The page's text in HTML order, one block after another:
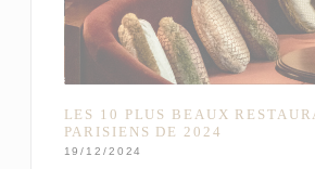
LES 10 PLUS BEAUX
PARISIENS DE 2024
19/12/2024